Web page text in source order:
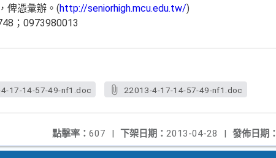
俾憑彙辦。(http://seniorhigh.mcu.edu.tw/)
；0973980013
17-14-57-49-nf1.doc 22013-4-17-14-57-49-nf1.doc
發佈日期：
下架日期： 2013-04-28 |
點擊率： 607 |